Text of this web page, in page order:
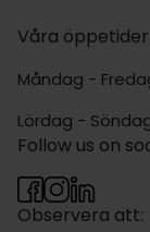
Våra
Måndag -
Lördag -
Observera att:
Follow us on